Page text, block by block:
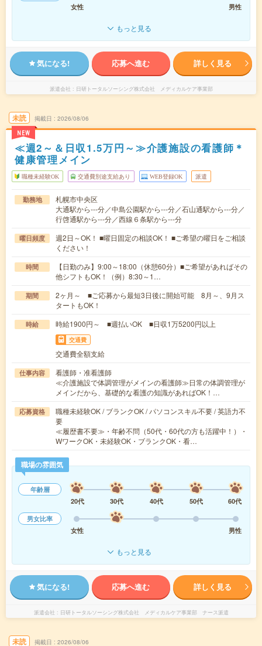
女性
男性
もっと見る
気になる! 応募へ進む 詳しく見る
派遣会社 日研トータルソーシング株式会社 メディカルケア事業部
未読
NEW
掲載日 2026/08/06
≪週2～＆日収1.5万円～≫介護施設の看護師＊
健康管理メイン
職種未経験OK 交通費別途支給あり WEB登録OK 派遣
勤務地
札幌市中央区
大通駅から---分／中島公園駅から---分／石山通駅から---分／
行啓通駅から---分／西線６条駅から---分
曜日頻度
週2日～OK！ ■曜日固定の相談OK！ ■ご希望の曜日をご相談
ください！
時間
【日勤のみ】9:00～18:00（休憩60分）■ご希望があればその
他シフトもOK！（例）8:30～1…
期間
2ヶ月～ ■ご応募から最短3日後に開始可能 8月～、9月ス
タートもOK！
時給 時給1900円～ ■週払いOK ■日収1万5200円以上
交通費
交通費全額支給
仕事内容
看護師・准看護師
≪介護施設で体調管理がメインの看護師≫日常の体調管理が
メインだから、基礎的な看護の知識があればOK！…
応募資格
職種未経験OK / ブランクOK / パソコンスキル不要 / 英語力不
要
≪履歴書不要≫・年齢不問（50代・60代の方も活躍中！）・
WワークOK・未経験OK・ブランクOK・看…
職場の雰囲気
年齢層
20代
30代 40代 50代
60代
男女比率
女性
男性
もっと見る
気になる! 応募へ進む 詳しく見る
派遣会社 日研トータルソーシング株式会社 メディカルケア事業部 ナース派遣
未読 掲載日 2026/08/06